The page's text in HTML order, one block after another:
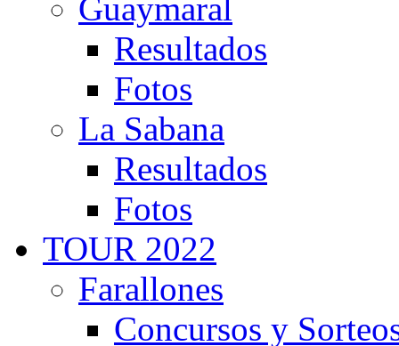
Guaymaral
Resultados
Fotos
La Sabana
Resultados
Fotos
TOUR 2022
Farallones
Concursos y